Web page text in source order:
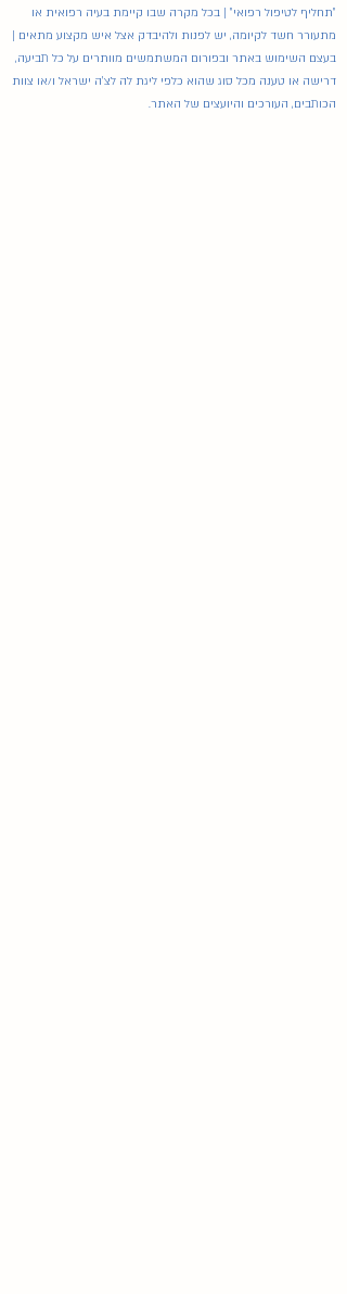
"תחליף לטיפול רפואי" | בכל מקרה שבו קיימת בעיה רפואית או
מתעורר חשד לקיומה, יש לפנות ולהיבדק אצל איש מקצוע מתאים |
בעצם השימוש באתר ובפורום המשתמשים מוותרים על כל תביעה,
דרישה או טענה מכל סוג שהוא כלפי ליגת לה לצ'ה ישראל ו/או צוות
הכותבים, העורכים והיועצים של האתר.